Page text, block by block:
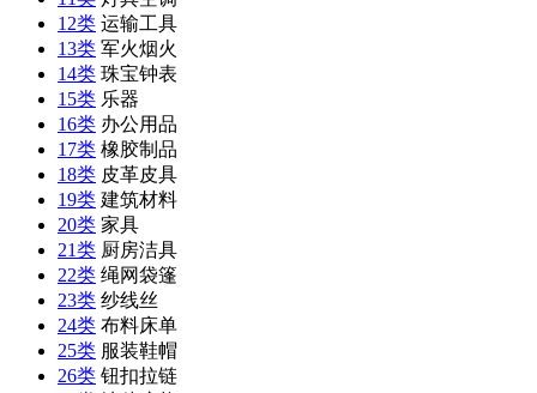
12类 运输工具
13类 军火烟火
14类 珠宝钟表
15类 乐器
16类 办公用品
17类 橡胶制品
18类 皮革皮具
19类 建筑材料
20类 家具
21类 厨房洁具
22类 绳网袋篷
23类 纱线丝
24类 布料床单
25类 服装鞋帽
26类 钮扣拉链